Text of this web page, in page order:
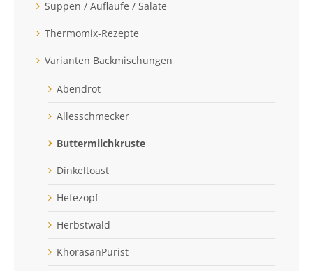
Suppen / Aufläufe / Salate
Thermomix-Rezepte
Varianten Backmischungen
Abendrot
Allesschmecker
Buttermilchkruste
Dinkeltoast
Hefezopf
Herbstwald
KhorasanPurist